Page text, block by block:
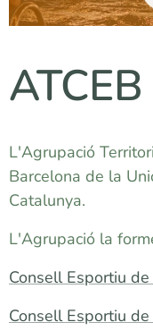
ATCEB
L'Agrupació
Barcelona de la
Catalunya.
L'Agrupació la
Consell Esportiu
Consell Esportiu